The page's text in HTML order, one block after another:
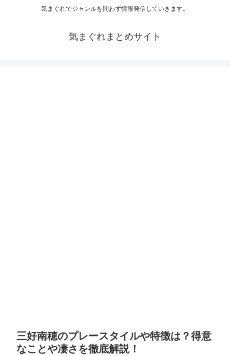
気まぐれでジャンルを問わず情報発信していきます。
気まぐれまとめサイト
三好南穂のプレースタイルや特徴は？得意
なことや凄さを徹底解説！